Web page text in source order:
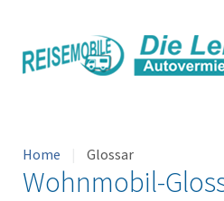
Home Glossar
Wohnmobil-